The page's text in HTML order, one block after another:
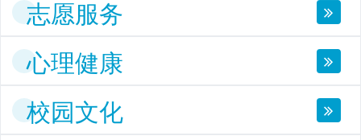
志愿服务
心理健康
校园文化